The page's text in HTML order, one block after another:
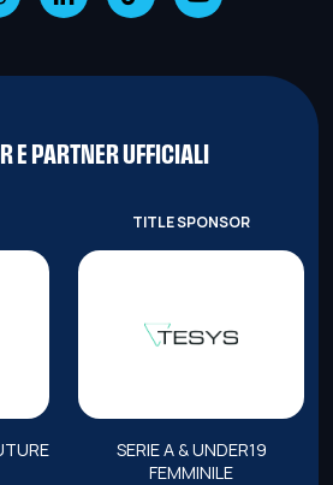
E PARTNER UFFICIALI
TITLE SPONSOR
SERIE A & UNDER19
FEMMINILE